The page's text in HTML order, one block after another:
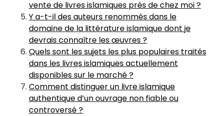
vente de livres islamiques près de chez moi ?
Y a-t-il des auteurs renommés dans le
domaine de la littérature islamique dont je
devrais connaître les œuvres ?
Quels sont les sujets les plus populaires traités
dans les livres islamiques actuellement
disponibles sur le marché ?
Comment distinguer un livre islamique
authentique d’un ouvrage non fiable ou
controversé ?